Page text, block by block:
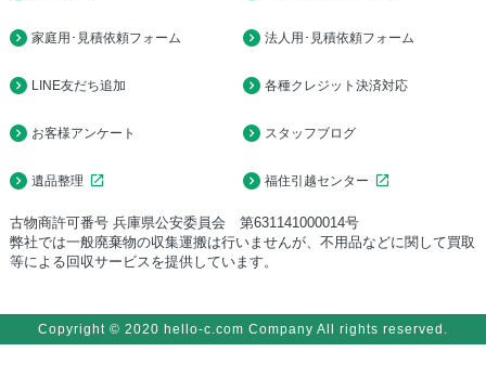
家庭用･見積依頼フォーム 法人用･見積依頼フォーム
LINE友だち追加 各種クレジット決済対応
お客様アンケート スタッフブログ
遺品整理 open_in_new 福住引越センター open_in_new
古物商許可番号 兵庫県公安委員会 第631141000014号
弊社では一般廃棄物の収集運搬は行いませんが、不用品などに関して買取
等による回収サービスを提供しています。
Copyright © 2020 hello-c.com Company All rights reserved.